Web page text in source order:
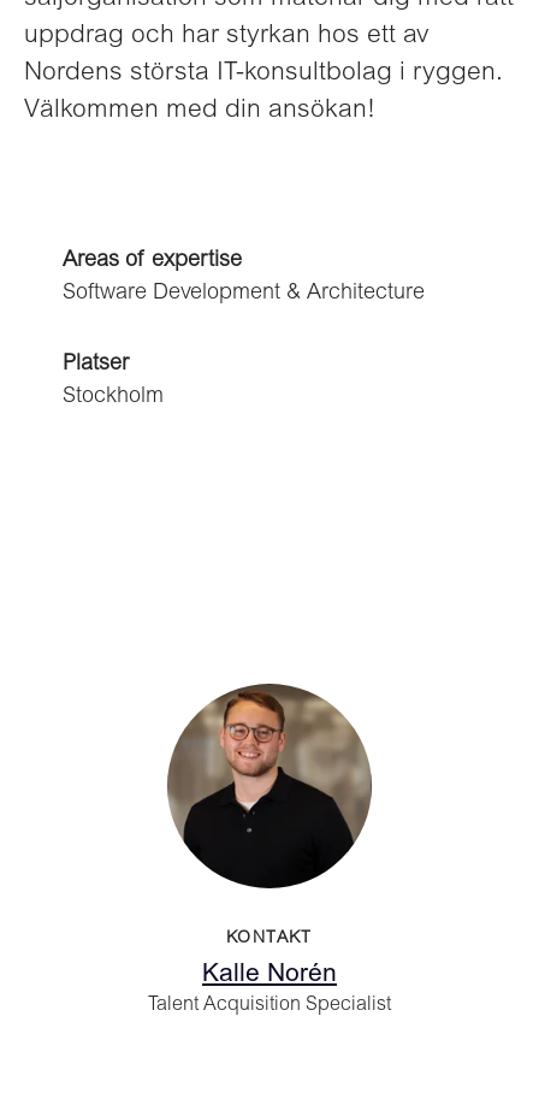
uppdrag och har styrkan hos ett av
Nordens största IT-konsultbolag i ryggen.
Välkommen med din ansökan!
Areas of expertise
Software Development & Architecture
Platser
Stockholm
KONTAKT
Kalle Norén
Talent Acquisition Specialist